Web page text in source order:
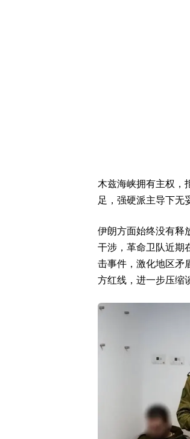
木兹海峡拥有主权，
足，强硬派主导下无
伊朗方面始终没有释
干涉，革命卫队近期
击事件，激化地区矛
方红线，进一步压缩